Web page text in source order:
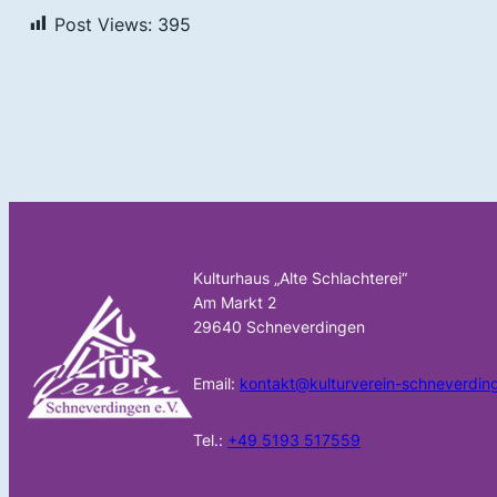
Post Views: 395
Kulturhaus „Alte Schlachterei“
Am Markt 2
29640 Schneverdingen
Email: kontakt@kulturverein-
Tel.: +49 5193 517559